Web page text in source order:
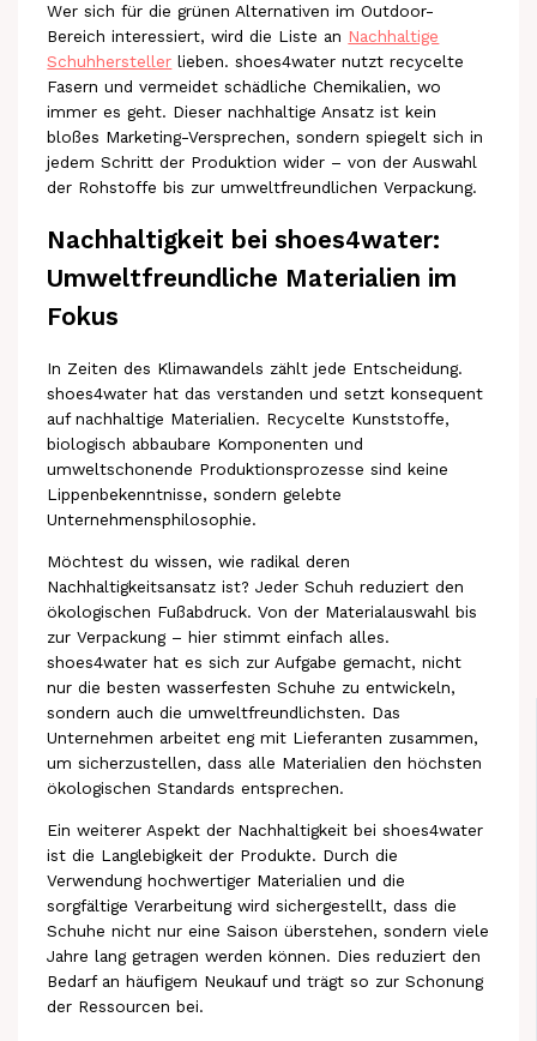
Wer sich für die grünen Alternativen im Outdoor-
Bereich interessiert, wird die Liste an Nachhaltige
Schuhhersteller lieben. shoes4water nutzt recycelte
Fasern und vermeidet schädliche Chemikalien, wo
immer es geht. Dieser nachhaltige Ansatz ist kein
bloßes Marketing-Versprechen, sondern spiegelt sich in
jedem Schritt der Produktion wider – von der Auswahl
der Rohstoffe bis zur umweltfreundlichen Verpackung.
Nachhaltigkeit bei shoes4water:
Umweltfreundliche Materialien im
Fokus
In Zeiten des Klimawandels zählt jede Entscheidung.
shoes4water hat das verstanden und setzt konsequent
auf nachhaltige Materialien. Recycelte Kunststoffe,
biologisch abbaubare Komponenten und
umweltschonende Produktionsprozesse sind keine
Lippenbekenntnisse, sondern gelebte
Unternehmensphilosophie.
Möchtest du wissen, wie radikal deren
Nachhaltigkeitsansatz ist? Jeder Schuh reduziert den
ökologischen Fußabdruck. Von der Materialauswahl bis
zur Verpackung – hier stimmt einfach alles.
shoes4water hat es sich zur Aufgabe gemacht, nicht
nur die besten wasserfesten Schuhe zu entwickeln,
sondern auch die umweltfreundlichsten. Das
Unternehmen arbeitet eng mit Lieferanten zusammen,
um sicherzustellen, dass alle Materialien den höchsten
ökologischen Standards entsprechen.
Ein weiterer Aspekt der Nachhaltigkeit bei shoes4water
ist die Langlebigkeit der Produkte. Durch die
Verwendung hochwertiger Materialien und die
sorgfältige Verarbeitung wird sichergestellt, dass die
Schuhe nicht nur eine Saison überstehen, sondern viele
Jahre lang getragen werden können. Dies reduziert den
Bedarf an häufigem Neukauf und trägt so zur Schonung
der Ressourcen bei.